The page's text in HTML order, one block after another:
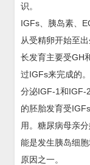
识。
IGFs、胰岛素、
从受精卵开始至
长发育主要受GH
过IGFs来完成的
分泌IGF-1和IGF-
的胚胎发育受
用。糖尿病母亲
能是发生胰岛细
原因之一。